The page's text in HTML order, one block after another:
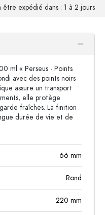
être expédié dans : 1 à 2 jours
ml « Perseus - Points
avec des points noirs
assure un transport
elle protège
fraîches. La finition
durée de vie et de
66 mm
Rond
220 mm